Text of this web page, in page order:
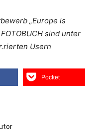
„Europe is
sind unter
Usern
Pocket